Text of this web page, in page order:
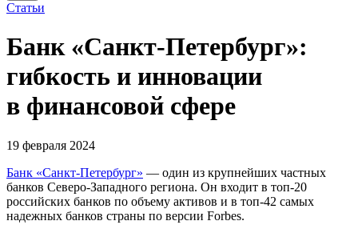
Статьи
Банк «Санкт-Петербург»:
гибкость и инновации
в финансовой сфере
19 февраля 2024
Банк «Санкт-Петербург» — один из крупнейших частных
банков Северо-Западного региона. Он входит в топ-20
российских банков по объему активов и в топ-42 самых
надежных банков страны по версии Forbes.